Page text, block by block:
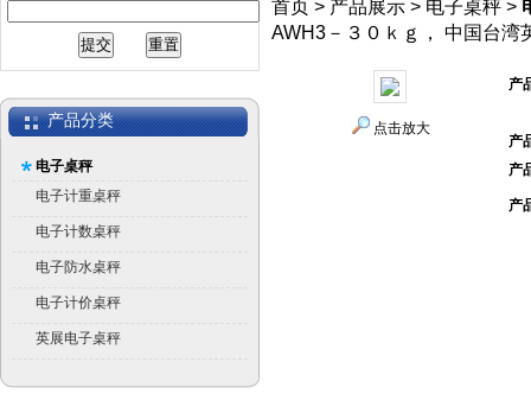
产品分类
电子桌秤
电子计重桌秤
电子计数桌秤
电子防水桌秤
电子计价桌秤
英展电子桌秤
首页 > 产品展示 > 电子桌秤 >
AWH3－３０ｋｇ， 中国台湾
点击放大
产
产
产
产